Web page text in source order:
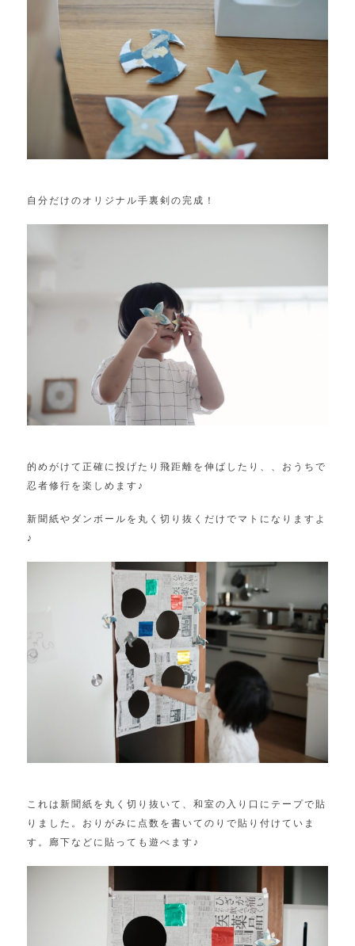
自分だけのオリジナル手裏剣の完成！
的めがけて正確に投げたり飛距離を伸ばしたり、、おうちで
忍者修行を楽しめます♪
新聞紙やダンボールを丸く切り抜くだけでマトになりますよ
♪
これは新聞紙を丸く切り抜いて、和室の入り口にテープで貼
りました。おりがみに点数を書いてのりで貼り付けていま
す。廊下などに貼っても遊べます♪